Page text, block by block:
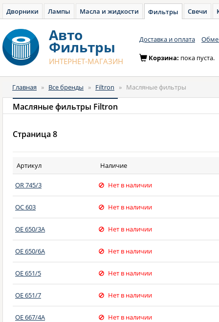
Дворники Лампы Масла и жидкости Фильтры Свечи
Авто
Фильтры
ИНТЕРНЕТ-МАГАЗИН
Доставка и оплата
Корзина: пока пуста.
Главная » Все бренды » Filtron » Масляные фильтры
Масляные фильтры Filtron
Страница 8
Артикул Наличие
OR 745/3 Нет в наличии
OC 603 Нет в наличии
OE 650/3A Нет в наличии
OE 650/6A Нет в наличии
OE 651/5 Нет в наличии
OE 651/7 Нет в наличии
OE 667/4A Нет в наличии